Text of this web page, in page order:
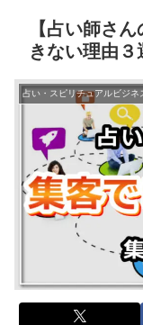
【占い師さ
きない理由３
占い・スピリチュアルビジネ